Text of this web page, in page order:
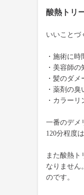
酸熱トリ
いいことづ
・施術に時
・美容師
・髪のダ
・薬剤の
・カラー
一番のデメ
120分程度
また酸熱ト
なりません
のです。